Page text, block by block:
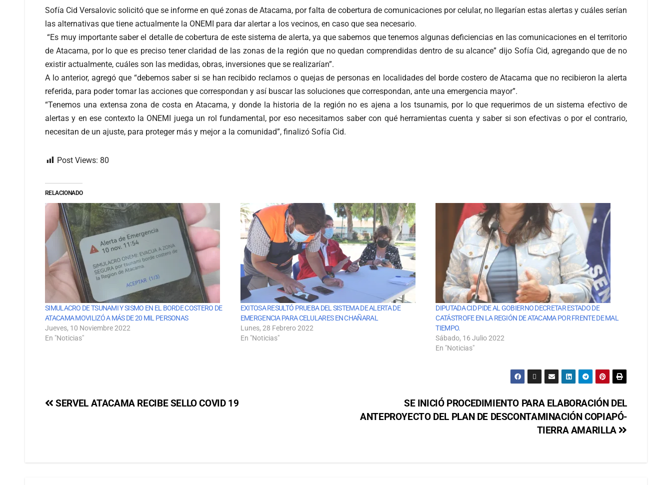
Sofía Cid Versalovic solicitó que se informe en qué zonas de Atacama, por falta de cobertura de comunicaciones por celular, no llegarían estas alertas y cuáles serían
las alternativas que tiene actualmente la ONEMI para dar alertar a los vecinos, en caso que sea necesario.
“Es muy importante saber el detalle de cobertura de este sistema de alerta, ya que sabemos que tenemos algunas deficiencias en las comunicaciones en el territorio
de Atacama, por lo que es preciso tener claridad de las zonas de la región que no quedan comprendidas dentro de su alcance” dijo Sofía Cid, agregando que de no
existir actualmente, cuáles son las medidas, obras, inversiones que se realizarían”.
A lo anterior, agregó que “debemos saber si se han recibido reclamos o quejas de personas en localidades del borde costero de Atacama que no recibieron la alerta
referida, para poder tomar las acciones que correspondan y así buscar las soluciones que correspondan, ante una emergencia mayor”.
“Tenemos una extensa zona de costa en Atacama, y donde la historia de la región no es ajena a los tsunamis, por lo que requerimos de un sistema efectivo de
alertas y en ese contexto la ONEMI juega un rol fundamental, por eso necesitamos saber con qué herramientas cuenta y saber si son efectivas o por el contrario,
necesitan de un ajuste, para proteger más y mejor a la comunidad”, finalizó Sofía Cid.
Post Views: 80
RELACIONADO
SIMULACRO DE TSUNAMI Y SISMO EN EL BORDE COSTERO DE
ATACAMA MOVILIZÓ A MÁS DE 20 MIL PERSONAS
Jueves, 10 Noviembre 2022
En "Noticias"
EXITOSA RESULTÓ PRUEBA DEL SISTEMA DE ALERTA DE
EMERGENCIA PARA CELULARES EN CHAÑARAL
Lunes, 28 Febrero 2022
En "Noticias"
DIPUTADA CID PIDE AL GOBIERNO DECRETAR ESTADO DE
CATÁSTROFE EN LA REGIÓN DE ATACAMA POR FRENTE DE MAL
TIEMPO.
Sábado, 16 Julio 2022
En "Noticias"
SE INICIÓ PROCEDIMIENTO PARA ELABORACIÓN DEL
ANTEPROYECTO DEL PLAN DE DESCONTAMINACIÓN COPIAPÓ-
TIERRA AMARILLA
SERVEL ATACAMA RECIBE SELLO COVID 19